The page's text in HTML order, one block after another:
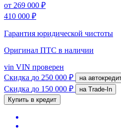
от 269 000 ₽
410 000 ₽
Гарантия юридической чистоты
Оригинал ПТС в наличии
vin VIN проверен
Скидка до 250 000 ₽ на
Скидка до 150 000 ₽
на Trade-In
Купить в кредит